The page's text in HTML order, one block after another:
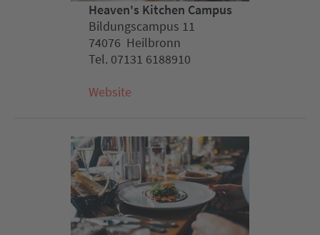
Heaven's Kitchen Campus
Bildungscampus 11
74076 Heilbronn
Tel. 07131 6188910
Website